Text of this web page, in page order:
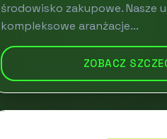
środowisko zakupowe. Nasze
kompleksowe aranżacje...
ZOBACZ